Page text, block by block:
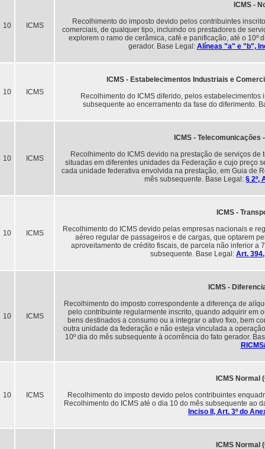
10 ICMS
ICMS -
Recolhimento do imposto devido pelos contribuintes
comerciais, de qualquer tipo, incluindo os prestadores de
explorem o ramo de cerâmica, café e panificação, até o
gerador. Base Legal: Alíneas "a" e "b",
10 ICMS
ICMS - Estabelecimentos Industriais e
Recolhimento do ICMS diferido, pelos
subsequente ao encerramento da fase do diferimento.
10 ICMS
ICMS -
Recolhimento do ICMS devido na prestação de serviços
situadas em diferentes unidades da Federação e cujo preço
cada unidade federativa envolvida na prestação, em Guia de
mês subsequente. Base Legal: § 2º,
10 ICMS
ICMS -
Recolhimento do ICMS devido pelas empresas nacionais e
aéreo regular de passageiros e de cargas, que optarem
aproveitamento de crédito fiscais, de parcela não inferior a
subsequente. Base Legal: Art.
10 ICMS
ICMS -
Recolhimento do imposto correspondente a diferença de
pelo contribuinte regularmente inscrito, quando adquirir em
bens destinados a consumo ou a integrar o ativo fixo, bem
outra unidade da federação e não esteja vinculada a
10º dia do mês subsequente à ocorrência do fato gerador.
10 ICMS
ICMS Normal
Recolhimento do imposto devido pelos contribuintes
Recolhimento do ICMS até o dia 10 do mês subsequente ao
Inciso II, Art. 3º do
ICMS Normal